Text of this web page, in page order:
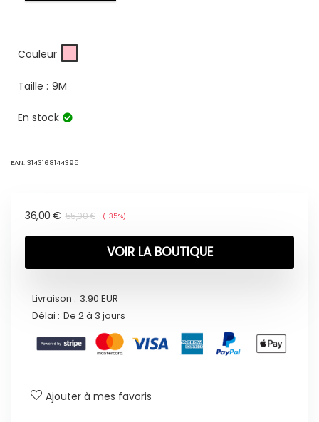
Couleur
Taille : 9M
En stock
EAN: 3143168144395
55,00€
36,00 € (-35%)
VOIR LA BOUTIQUE
Livraison : 3.90 EUR
Délai : De 2 à 3 jours
Ajouter à mes favoris